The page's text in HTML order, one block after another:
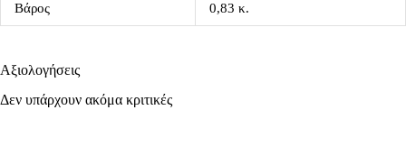
Βάρος 0,83 κ.
Αξιολογήσεις
Δεν υπάρχουν ακόμα κριτικές